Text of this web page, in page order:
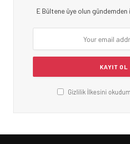
E Bültene üye olun
Gizlilik İlkesini